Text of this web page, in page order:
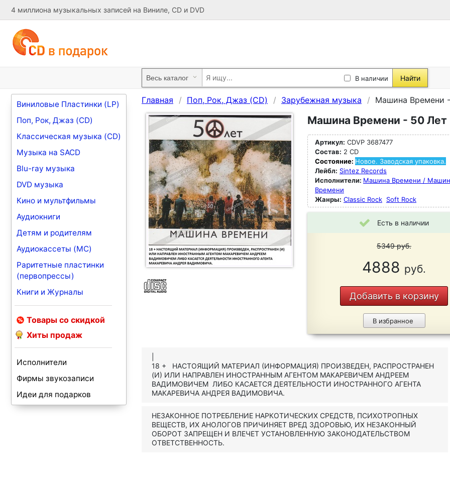
4 миллиона музыкальных записей на Виниле, CD и DVD
В наличии Найти
Виниловые Пластинки (LP)
Поп, Рок, Джаз (CD)
Классическая музыка (CD)
Музыка на SACD
Blu-ray музыка
DVD музыка
Кино и мультфильмы
Аудиокниги
Детям и родителям
Аудиокассеты (MC)
Раритетные пластинки
(первопрессы)
Книги и Журналы
Товары со скидкой
Хиты продаж
Исполнители
Фирмы звукозаписи
Идеи для подарков
Главная Поп, Рок, Джаз (CD) Зарубежная музыка Машина Времени
Машина Времени - 50 Лет
Артикул: CDVP 3687477
Состав: 2 CD
Состояние: Новое. Заводская упаковка.
Лейбл: Sintez Records
Исполнители: Машина Времени /
Времени
Жанры: Classic Rock Soft Rock
Есть в наличии
5349руб.
4888 руб.
Добавить в корзину
В избранное
18 + НАСТОЯЩИЙ МАТЕРИАЛ (ИНФОРМАЦИЯ) ПРОИЗВЕДЕН, РАСПРОСТРАНЕН
(И) ИЛИ НАПРАВЛЕН ИНОСТРАННЫМ АГЕНТОМ МАКАРЕВИЧЕМ АНДРЕЕМ
ВАДИМОВИЧЕМ ЛИБО КАСАЕТСЯ ДЕЯТЕЛЬНОСТИ ИНОСТРАННОГО АГЕНТА
МАКАРЕВИЧА АНДРЕЯ ВАДИМОВИЧА.
НЕЗАКОННОЕ ПОТРЕБЛЕНИЕ НАРКОТИЧЕСКИХ СРЕДСТВ, ПСИХОТРОПНЫХ
ВЕЩЕСТВ, ИХ АНОЛОГОВ ПРИЧИНЯЕТ ВРЕД ЗДОРОВЬЮ, ИХ НЕЗАКОННЫЙ
ОБОРОТ ЗАПРЕЩЕН И ВЛЕЧЕТ УСТАНОВЛЕННУЮ ЗАКОНОДАТЕЛЬСТВОМ
ОТВЕТСТВЕННОСТЬ.